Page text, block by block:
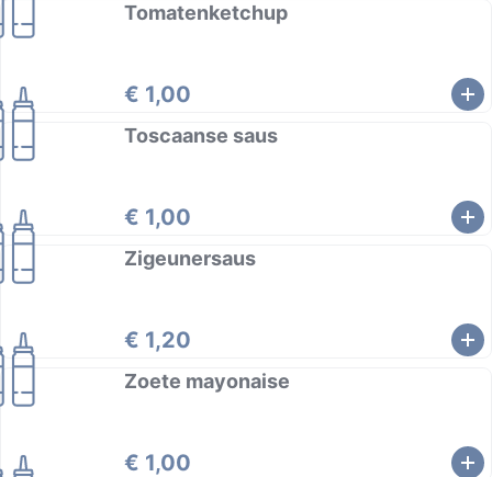
Tomatenketchup
€ 1,00
Toscaanse saus
€ 1,00
Zigeunersaus
€ 1,20
Zoete mayonaise
€ 1,00